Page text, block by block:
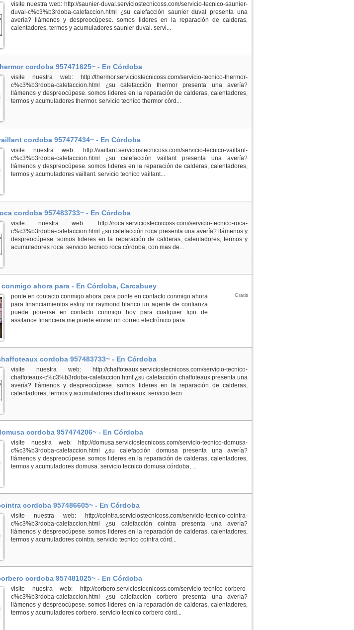
visite nuestra web: http://saunier-duval.serviciostecnicoss.com/servicio-tecnico-saunier-
duval-c%c3%b3rdoba-calefaccion.html ¿su calefacción saunier duval presenta una
avería? llámenos y despreocúpese. somos lideres en la reparación de calderas,
calentadores, termos y acumuladores saunier duval. servi...
cordoba 957471625~ - En Córdoba
visite nuestra web: http://thermor.serviciostecnicoss.com/servicio-tecnico-thermor-
c%c3%b3rdoba-calefaccion.html ¿su calefacción thermor presenta una avería?
llámenos y despreocúpese. somos lideres en la reparación de calderas, calentadores,
termos y acumuladores thermor. servicio tecnico thermor córd...
cordoba 957477434~ - En Córdoba
visite nuestra web: http://vaillant.serviciostecnicoss.com/servicio-tecnico-vaillant-
c%c3%b3rdoba-calefaccion.html ¿su calefacción vaillant presenta una avería?
llámenos y despreocúpese. somos lideres en la reparación de calderas, calentadores,
termos y acumuladores vaillant. servicio tecnico vaillant...
cordoba 957483733~ - En Córdoba
visite nuestra web: http://roca.serviciostecnicoss.com/servicio-tecnico-roca-
c%c3%b3rdoba-calefaccion.html ¿su calefacción roca presenta una avería? llámenos y
despreocúpese. somos lideres en la reparación de calderas, calentadores, termos y
acumuladores roca. servicio tecnico roca córdoba, con mas de...
ahora para - En Córdoba, Carcabuey
ponte en contacto conmigo ahora para ponte en contacto conmigo ahora
para financiamientos estoy mr raymond blanco un agente de confianza
puede ponerse en contacto conmigo hoy para cualquier tipo de
assitance financiera me puede enviar un correo electrónico para...
Gratis
cordoba 957483733~ - En Córdoba
visite nuestra web: http://chaffoteaux.serviciostecnicoss.com/servicio-tecnico-
chaffoteaux-c%c3%b3rdoba-calefaccion.html ¿su calefacción chaffoteaux presenta una
avería? llámenos y despreocúpese. somos lideres en la reparación de calderas,
calentadores, termos y acumuladores chaffoteaux. servicio tecn...
cordoba 957474206~ - En Córdoba
visite nuestra web: http://domusa.serviciostecnicoss.com/servicio-tecnico-domusa-
c%c3%b3rdoba-calefaccion.html ¿su calefacción domusa presenta una avería?
llámenos y despreocúpese. somos lideres en la reparación de calderas, calentadores,
termos y acumuladores domusa. servicio tecnico domusa córdoba, ...
cordoba 957486605~ - En Córdoba
visite nuestra web: http://cointra.serviciostecnicoss.com/servicio-tecnico-cointra-
c%c3%b3rdoba-calefaccion.html ¿su calefacción cointra presenta una avería?
llámenos y despreocúpese. somos lideres en la reparación de calderas, calentadores,
termos y acumuladores cointra. servicio tecnico cointra córd...
cordoba 957481025~ - En Córdoba
visite nuestra web: http://corbero.serviciostecnicoss.com/servicio-tecnico-corbero-
c%c3%b3rdoba-calefaccion.html ¿su calefacción corbero presenta una avería?
llámenos y despreocúpese. somos lideres en la reparación de calderas, calentadores,
termos y acumuladores corbero. servicio tecnico corbero córd...